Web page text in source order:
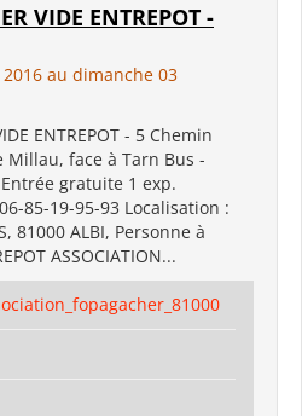
VIDE ENTREPOT -
au dimanche 03
ENTREPOT - 5 Chemin
Millau, face à Tarn Bus -
gratuite 1 exp.
85-19-95-93 Localisation :
81000 ALBI, Personne à
ASSOCIATION...